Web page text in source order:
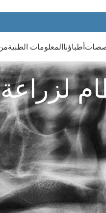
أطباؤنا المعلومات الطبية
أشهر منذ آخر موعد مع طبيب
لوجود كادر طبي